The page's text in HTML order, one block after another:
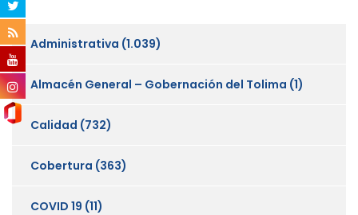
Administrativa (1.039)
Almacén General – Gobernación del Tolima (1)
Calidad (732)
Cobertura (363)
COVID 19 (11)